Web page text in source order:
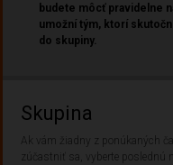
budete môcť pravidelne
umožní tým, ktorí
do skupiny.
Skupina
Ak vám žiadny z ponúkaných
zúčastniť sa, vyberte poslednú